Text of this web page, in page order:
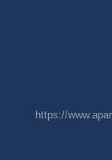
https://